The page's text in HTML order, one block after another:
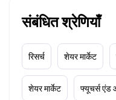
संबंधित श्रेणियाँ
रिसर्च शेयर मार्केट
शेयर मार्केट फ्यूचर्स एंड